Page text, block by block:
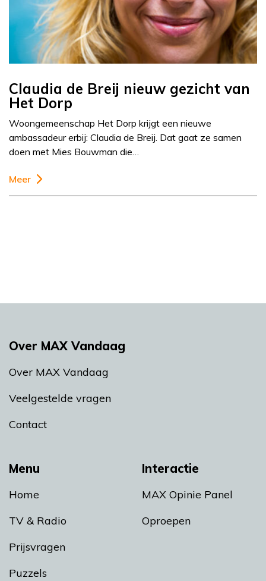
Claudia de Breij nieuw gezicht van
Het Dorp
Woongemeenschap Het Dorp krijgt een nieuwe
ambassadeur erbij: Claudia de Breij. Dat gaat ze samen
doen met Mies Bouwman die…
Meer
Menu
Home
TV & Radio
Prijsvragen
Puzzels
Interactie
MAX Opinie Panel
Oproepen
Over MAX Vandaag
Over MAX Vandaag
Veelgestelde vragen
Contact